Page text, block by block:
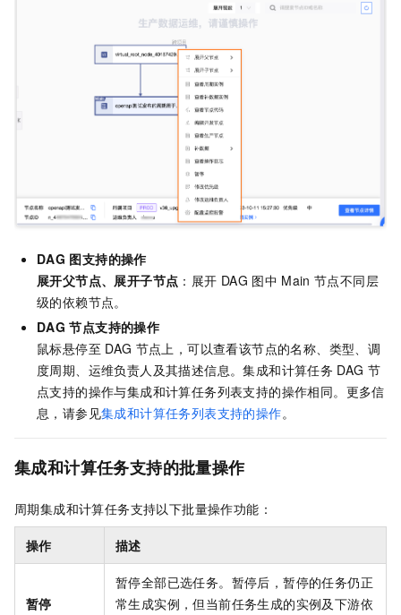
DAG 图支持的操作
展开父节点、 展开子节点 ：展开 DAG 图中 Main 节点不同层
级的依赖节点。
DAG 节点支持的操作
鼠标悬停至 DAG 节点上，可以查看该节点的名称、类型、调
度周期、运维负责人及其描述信息。集成和计算任务 DAG 节
点支持的操作与集成和计算任务列表支持的操作相同。更多信
息，请参见集成和计算任务列表支持的操作。
集成和计算任务支持的批量操作
周期集成和计算任务支持以下批量操作功能：
操作 描述
暂停
暂停全部已选任务。暂停后，暂停的任务仍正
常生成实例，但当前任务生成的实例及下游依